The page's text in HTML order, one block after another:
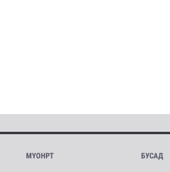
МҮОНРТ БУСАД